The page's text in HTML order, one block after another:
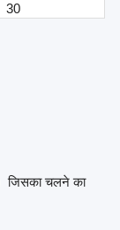
30
जिसका चलने का